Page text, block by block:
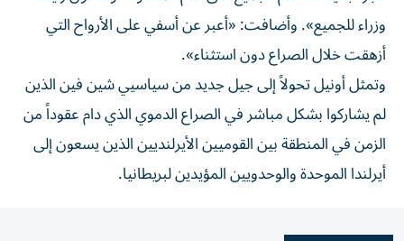
وزراء للجميع». وأضافت: «أعبر عن أسفي على الأرواح التي
أزهقت خلال الصراع دون استثناء».
وتمثل أونيل تحولاً إلى جيل جديد من سياسيي شين فين الذين
لم يشاركوا بشكل مباشر في الصراع الدموي الذي دام عقوداً من
الزمن في المنطقة بين القوميين الأيرلنديين الذين يسعون إلى
أيرلندا الموحدة والوحدويين المؤيدين لبريطانيا.